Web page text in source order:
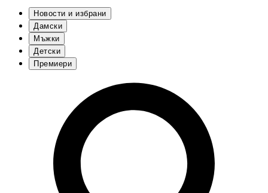
Новости и избрани
Дамски
Мъжки
Детски
Премиери